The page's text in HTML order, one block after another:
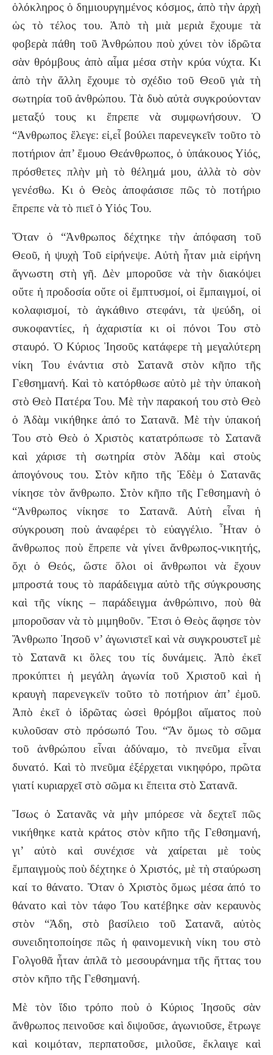
ὁλόκληρος ὁ δημιουργημένος κόσμος, ἀπὸ τὴν ἀρχὴ
ὡς τὸ τέλος του. Ἀπὸ τὴ μιὰ μεριὰ ἔχουμε τὰ
φοβερὰ πάθη τοῦ Ἀνθρώπου ποὺ χύνει τὸν ἱδρῶτα
σὰν θρόμβους ἀπὸ αἷμα μέσα στὴν κρύα νύχτα. Κι
ἀπὸ τὴν ἄλλη ἔχουμε τὸ σχέδιο τοῦ Θεοῦ γιὰ τὴ
σωτηρία τοῦ ἀνθρώπου. Τὰ δυὸ αὐτὰ συγκρούονταν
μεταξύ τους κι ἔπρεπε νὰ συμφωνήσουν. Ὁ
“Ἀνθρωπος ἔλεγε: εἰ,εἶ βούλει παρενεγκεῖν τοῦτο τὸ
ποτήριον ἀπ’ ἔμουο Θεάνθρωπος, ὁ ὑπάκουος Υἱός,
πρόσθετες πλὴν μὴ τὸ θέλημά μου, ἀλλὰ τὸ σὸν
γενέσθω. Κι ὁ Θεὸς ἀποφάσισε πῶς τὸ ποτήριο
ἔπρεπε νὰ τὸ πιεῖ ὁ Υἱός Του.
Ὅταν ὁ “Ἀνθρωπος δέχτηκε τὴν ἀπόφαση τοῦ
Θεοῦ, ἡ ψυχὴ Τοῦ εἰρήνεψε. Αὐτὴ ἦταν μιὰ εἰρήνη
ἄγνωστη στὴ γῆ. Δὲν μποροῦσε νὰ τὴν διακόψει
οὔτε ἡ προδοσία οὔτε οἱ ἔμπτυσμοί, οἱ ἔμπαιγμοί, οἱ
κολαφισμοί, τὸ ἀγκάθινο στεφάνι, τὰ ψεύδη, οἱ
συκοφαντίες, ἡ ἀχαριστία κι οἱ πόνοι Του στὸ
σταυρό. Ὁ Κύριος Ἰησοῦς κατάφερε τὴ μεγαλύτερη
νίκη Του ἐνάντια στὸ Σατανᾶ στὸν κῆπο τῆς
Γεθσημανή. Καὶ τὸ κατόρθωσε αὐτὸ μὲ τὴν ὑπακοὴ
στὸ Θεὸ Πατέρα Του. Μὲ τὴν παρακοή του στὸ Θεὸ
ὁ Ἀδὰμ νικήθηκε ἀπό το Σατανᾶ. Μὲ τὴν ὑπακοή
Του στὸ Θεὸ ὁ Χριστὸς κατατρόπωσε τὸ Σατανᾶ
καὶ χάρισε τὴ σωτηρία στὸν Ἀδὰμ καὶ στοὺς
ἀπογόνους του. Στὸν κῆπο τῆς Ἐδὲμ ὁ Σατανᾶς
νίκησε τὸν ἄνθρωπο. Στὸν κῆπο τῆς Γεθσημανὴ ὁ
“Ἀνθρωπος νίκησε το Σατανᾶ. Αὐτὴ εἶναι ἡ
σύγκρουση ποὺ ἀναφέρει τὸ εὐαγγέλιο. Ἦταν ὁ
ἄνθρωπος ποὺ ἔπρεπε νὰ γίνει ἄνθρωπος-νικητής,
ὄχι ὁ Θεός, ὥστε ὅλοι οἱ ἄνθρωποι νὰ ἔχουν
μπροστά τους τὸ παράδειγμα αὐτὸ τῆς σύγκρουσης
καὶ τῆς νίκης – παράδειγμα ἀνθρώπινο, ποὺ θὰ
μποροῦσαν νὰ τὸ μιμηθοῦν. Ἔτσι ὁ Θεὸς ἄφησε τὸν
Ἄνθρωπο Ἰησοῦ ν’ ἀγωνιστεῖ καὶ νὰ συγκρουστεῖ μὲ
τὸ Σατανᾶ κι ὅλες του τίς δυνάμεις. Ἀπὸ ἐκεῖ
προκύπτει ἡ μεγάλη ἀγωνία τοῦ Χριστοῦ καὶ ἡ
κραυγὴ παρενεγκεϊν τοῦτο τὸ ποτήριον ἀπ’ ἐμοῦ.
Ἀπὸ ἐκεῖ ὁ ἱδρῶτας ὡσεὶ θρόμβοι αἵματος ποὺ
κυλοῦσαν στὸ πρόσωπό Του. “Ἄν ὅμως τὸ σῶμα
τοῦ ἀνθρώπου εἶναι ἀδύναμο, τὸ πνεῦμα εἶναι
δυνατό. Καὶ τὸ πνεῦμα ἐξέρχεται νικηφόρο, πρῶτα
γιατί κυριαρχεῖ στὸ σῶμα κι ἔπειτα στὸ Σατανᾶ.
Ἴσως ὁ Σατανᾶς νὰ μὴν μπόρεσε νὰ δεχτεῖ πῶς
νικήθηκε κατὰ κράτος στὸν κῆπο τῆς Γεθσημανή,
γι’ αὐτὸ καὶ συνέχισε νὰ χαίρεται μὲ τοὺς
ἔμπαιγμοὺς ποὺ δέχτηκε ὁ Χριστός, μὲ τὴ σταύρωση
καί το θάνατο. Ὅταν ὁ Χριστὸς ὅμως μέσα ἀπό το
θάνατο καὶ τὸν τάφο Του κατέβηκε σὰν κεραυνὸς
στὸν “Ἀδη, στὸ βασίλειο τοῦ Σατανᾶ, αὐτὸς
συνειδητοποίησε πῶς ἡ φαινομενικὴ νίκη του στὸ
Γολγοθᾶ ἦταν ἁπλᾶ τὸ μεσουράνημα τῆς ἥττας του
στὸν κῆπο τῆς Γεθσημανή.
Μὲ τὸν ἴδιο τρόπο ποὺ ὁ Κύριος Ἰησοῦς σὰν
ἄνθρωπος πεινοῦσε καὶ διψοῦσε, ἀγωνιοῦσε, ἔτρωγε
καὶ κοιμόταν, περπατοῦσε, μιλοῦσε, ἔκλαιγε καὶ